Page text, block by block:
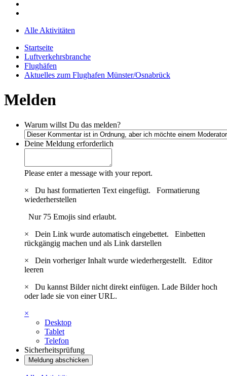
Alle Aktivitäten
Startseite
Luftverkehrsbranche
Flughäfen
Aktuelles zum Flughafen Münster/Osnabrück
Melden
Warum willst Du das melden?
Deine Meldung erforderlich
Please enter a message with your report.
×
Du hast formatierten Text eingefügt. Formatierung
wiederherstellen
Nur 75 Emojis sind erlaubt.
×
Dein Link wurde automatisch eingebettet. Einbetten
rückgängig machen und als Link darstellen
×
Dein vorheriger Inhalt wurde wiederhergestellt. Editor
leeren
×
Du kannst Bilder nicht direkt einfügen. Lade Bilder hoch
oder lade sie von einer URL.
×
Desktop
Tablet
Telefon
Sicherheitsprüfung
Meldung abschicken